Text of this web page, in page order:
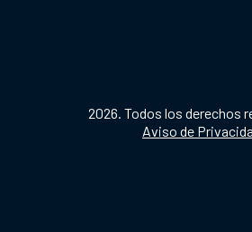
2026. Todos los derechos
Aviso de